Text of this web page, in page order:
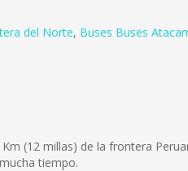
del Norte, Buses Buses
(12 millas) de la frontera
tiempo.